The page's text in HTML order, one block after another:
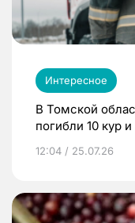
Интересное
В Томской
погибли 10 кур
12:04 / 25.07.26